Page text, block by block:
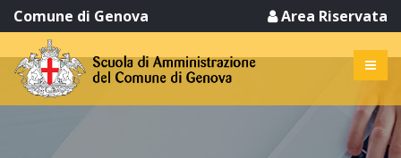
Comune di Genova Area Riservata